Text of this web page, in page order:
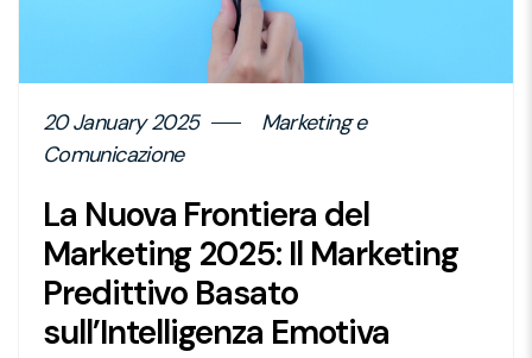
20 January 2025
Marketing e
Comunicazione
La Nuova Frontiera del
Marketing 2025: Il Marketing
Predittivo Basato
sull’Intelligenza Emotiva